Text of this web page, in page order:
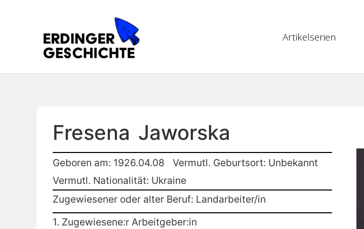
Artikelserien
Fresena Jaworska
Geboren am: 1926.04.08
Vermutl. Geburtsort: Unbekannt
Vermutl. Nationalität: Ukraine
Zugewiesener oder alter Beruf: Landarbeiter/in
1. Zugewiesene:r Arbeitgeber:in